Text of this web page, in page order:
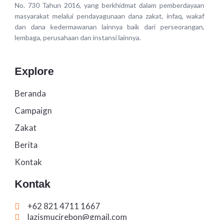
No. 730 Tahun 2016, yang berkhidmat dalam pemberdayaan
masyarakat melalui pendayagunaan dana zakat, infaq, wakaf
dan dana kedermawanan lainnya baik dari perseorangan,
lembaga, perusahaan dan instansi lainnya.
Explore
Beranda
Campaign
Zakat
Berita
Kontak
Kontak
+62 821 4711 1667
lazismucirebon@gmail.com